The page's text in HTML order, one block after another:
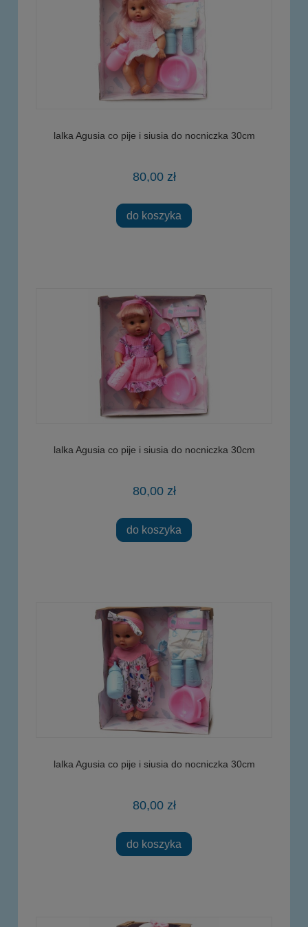
lalka Agusia co pije i siusia do nocniczka 30cm
80,00 zł
do koszyka
lalka Agusia co pije i siusia do nocniczka 30cm
80,00 zł
do koszyka
lalka Agusia co pije i siusia do nocniczka 30cm
80,00 zł
do koszyka